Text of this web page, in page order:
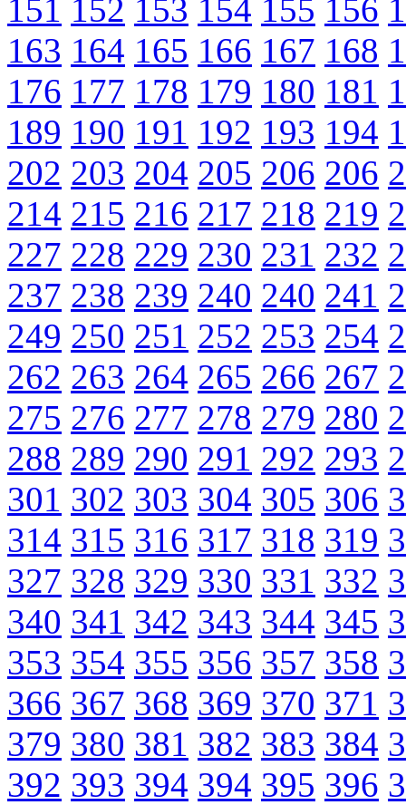
151 152 153 154 155 156
163 164 165 166 167 168
176 177 178 179 180 181
189 190 191 192 193 194
202 203 204 205 206 206
214 215 216 217 218 219
227 228 229 230 231 232
237 238 239 240 240 241
249 250 251 252 253 254
262 263 264 265 266 267
275 276 277 278 279 280
288 289 290 291 292 293
301 302 303 304 305 306
314 315 316 317 318 319
327 328 329 330 331 332
340 341 342 343 344 345
353 354 355 356 357 358
366 367 368 369 370 371
379 380 381 382 383 384
392 393 394 394 395 396